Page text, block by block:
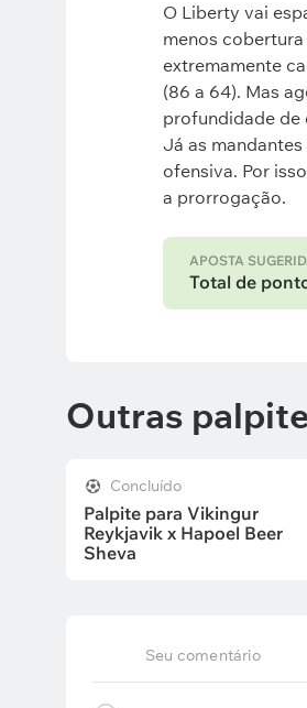
O Liberty vai
menos
extremamente
(86 a 64). Mas
profundidade de
Já as
ofensiva. Por
a prorrogação.
APOSTA
Total de
Outras
Concluído
Palpite para Vikingur
Reykjavik x Hapoel Beer
Sheva
Seu comentário